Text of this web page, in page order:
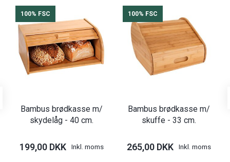
100% FSC
Bambus brødkasse m/
skydelåg - 40 cm.
199,00 DKK Inkl. moms
100% FSC
Bambus brødkasse m/
skuffe - 33 cm.
265,00 DKK Inkl. moms